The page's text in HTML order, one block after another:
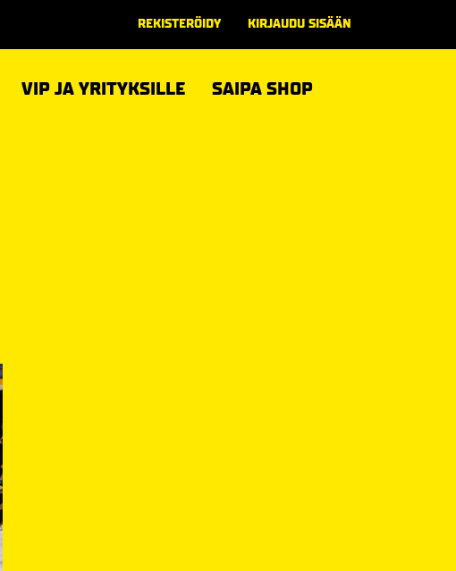
REKISTERÖIDY KIRJAUDU SISÄÄN
VIP JA YRITYKSILLE SAIPA SHOP